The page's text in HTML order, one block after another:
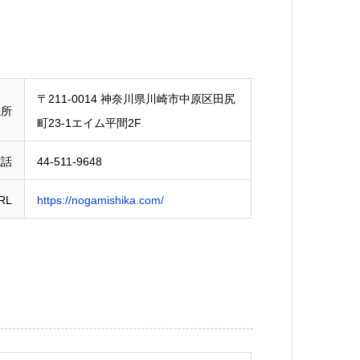
〒211-0014 神奈川県川崎市中原区田尻
町23-1エイム平間2F
44-511-9648
https://nogamishika.com/